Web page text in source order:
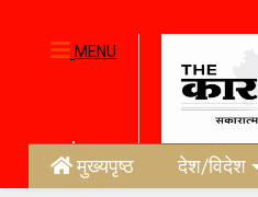
MENU
मुख्यपृष्ठ देश/विदेश